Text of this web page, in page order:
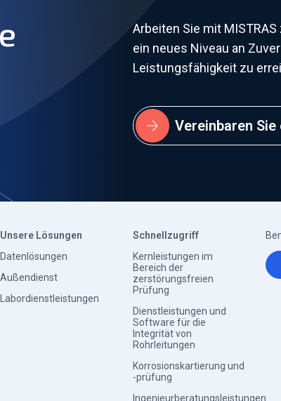
Arbeiten Sie mit
ein neues Niveau an
Leistungsfähigkeit zu
Vereinbaren
Unsere Lösungen
Datenlösungen
Außendienst
Labordienstleistungen
Schnellzugriff
Kernleistungen im
Bereich der
zerstörungsfreien
Prüfung
Dienstleistungen und
Software für die
Integrität von
Rohrleitungen
Korrosionskartierung und
-prüfung
Ingenieurberatungsleistungen